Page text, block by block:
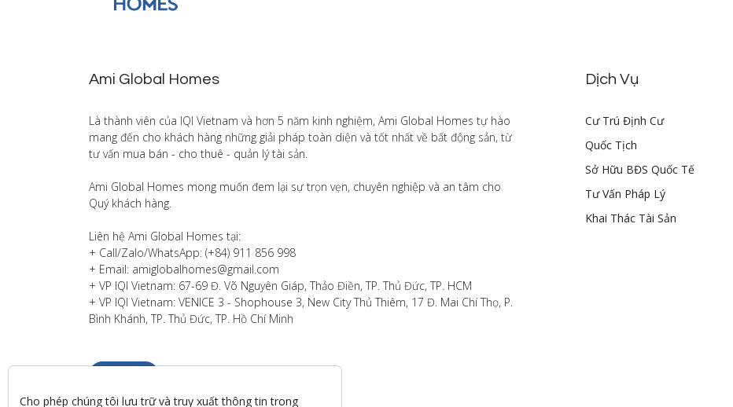
Ami Global Homes
Là thành viên của IQI Vietnam và hơn 5 năm kinh nghiệm, Ami Global Homes tự hào
mang đến cho khách hàng những giải pháp toàn diện và tốt nhất về bất động sản, từ
tư vấn mua bán - cho thuê - quản lý tài sản.
Ami Global Homes mong muốn đem lại sự trọn vẹn, chuyên nghiệp và an tâm cho
Quý khách hàng.
Liên hệ Ami Global Homes tại:
+ Call/Zalo/WhatsApp: (+84) 911 856 998
+ Email: amiglobalhomes@gmail.com
+ VP IQI Vietnam: 67-69 Đ. Võ Nguyên Giáp, Thảo Điền, TP. Thủ Đức, TP. HCM
+ VP IQI Vietnam: VENICE 3 - Shophouse 3, New City Thủ Thiêm, 17 Đ. Mai Chí Thọ, P.
Bình Khánh, TP. Thủ Đức, TP. Hồ Chí Minh
Dịch Vụ
Cư Trú Định Cư
Quốc Tịch
Sở Hữu BĐS Quốc Tế
Tư Vấn Pháp Lý
Khai Thác Tài Sản
Cho phép chúng tôi lưu trữ và truy xuất thông tin trong